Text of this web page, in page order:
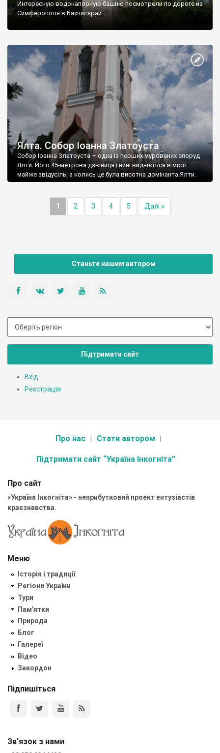
Интересную водонапорную башню посмотрели по дороге из
Симферополя в Бахчисарай.
Ялта. Собор Іоанна Златоуста
Собор Іоанна Златоуста – одна із перших мурованих споруд
Ялти. Його 45-метрова дзвіниця і нині видніється в місті
майже звідусіль, а колись це була висотна домінанта Ялти.
1 2 3 4 5 Далі »
Станьте нашим автором
Підтримати сайт
Вхід
Реєстрація
Про нас Стати автором
Підтримати сайт “Україна Інкогніта”
Про сайт
«Україна Інкогніта» - неприбутковий проект ентузіастів
краєзнавства.
Меню
Історія і традиції
Регіони України
Тури
Пам'ятки
Природа
Блог
Галереї
Відео
Закордон
Підпишіться
Зв'язок з нами